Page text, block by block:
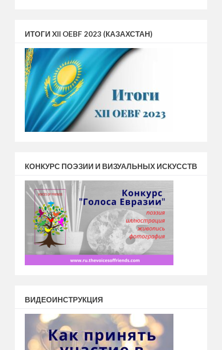
ИТОГИ XII OEBF 2023 (КАЗАХСТАН)
КОНКУРС ПОЭЗИИ И ВИЗУАЛЬНЫХ ИСКУССТВ
ВИДЕОИНСТРУКЦИЯ